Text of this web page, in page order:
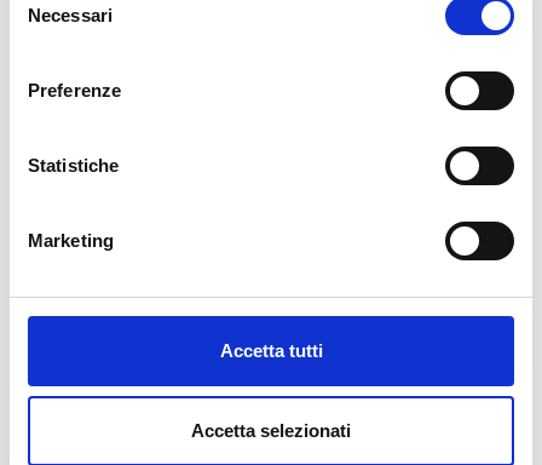
delNecessari
Preferenze
Statistiche
Marketing
Accetta tutti
Accetta selezionati
SISTEMA DI
STABILIZZAZIONE CRANICA
DORO LUCENT® UNITÀ DI
BASE STANDARD
RADIOTRASPARENTE